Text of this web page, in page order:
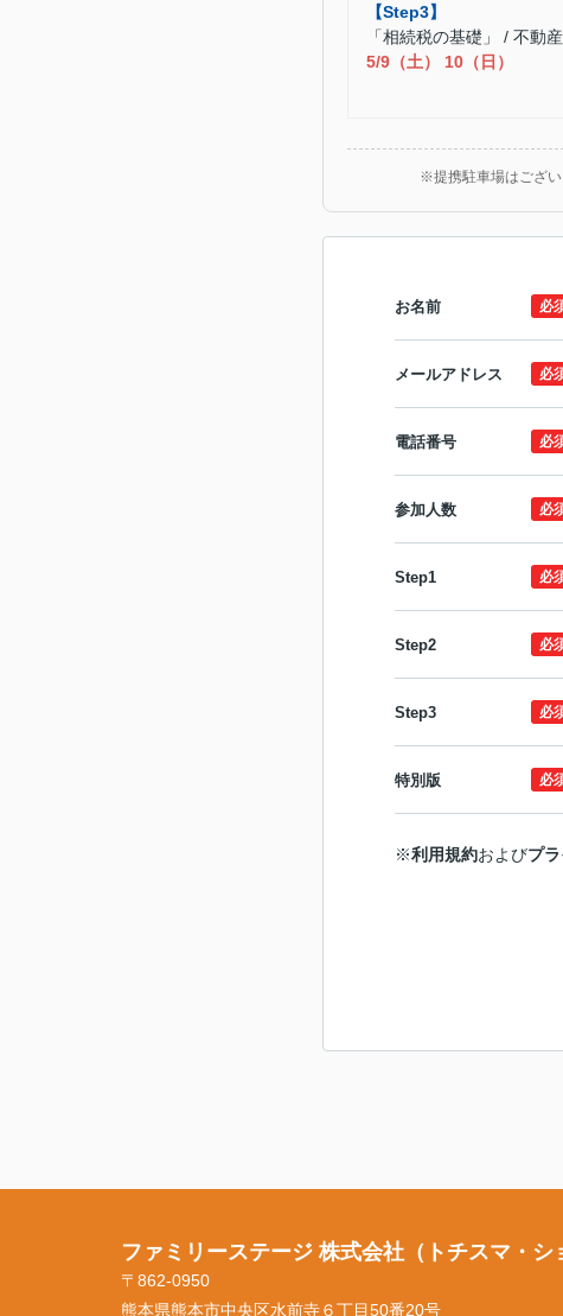
【Step3】
「相続税の基礎」 / 不動
5/9（土） 10（日）
※提携駐車場はござい
お名前 必
メールアドレス 必
電話番号 必
参加人数 必
Step1 必
Step2 必
Step3 必
特別版 必
※利用規約およびプ
ファミリーステージ 株式会社（トチスマ・シ
〒862-0950
熊本県熊本市中央区水前寺６丁目50番20号